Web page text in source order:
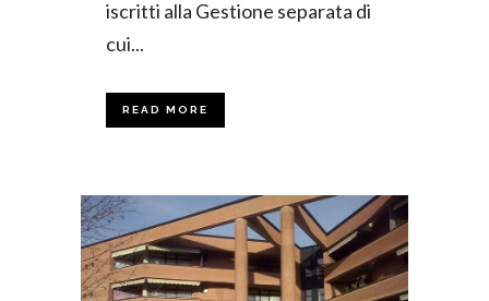
iscritti alla Gestione separata di
cui...
READ MORE